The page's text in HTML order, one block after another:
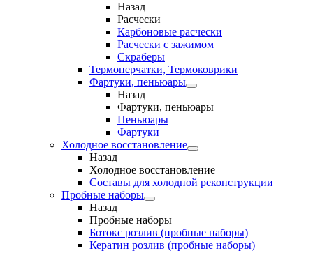
Назад
Расчески
Карбоновые расчески
Расчески с зажимом
Скраберы
Термоперчатки, Термоковрики
Фартуки, пеньюары
Назад
Фартуки, пеньюары
Пеньюары
Фартуки
Холодное восстановление
Назад
Холодное восстановление
Составы для холодной реконструкции
Пробные наборы
Назад
Пробные наборы
Ботокс розлив (пробные наборы)
Кератин розлив (пробные наборы)